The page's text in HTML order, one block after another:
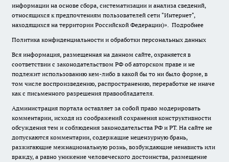
информации на основе сбора, систематизации и анализа сведений,
относящихся к предпочтениям пользователей сети "Интернет",
находящихся на территории Российской Федерации)». Подробнее
Политика конфиденциальности и обработки персональных данных
Вся информация, размещенная на данном сайте, охраняется в
соответствии с законодательством РФ об авторском праве и не
подлежит использованию кем-либо в какой бы то ни было форме, в
том числе воспроизведению, распространению, переработке не иначе
как с письменного разрешения правообладателя.
Администрация портала оставляет за собой право модерировать
комментарии, исходя из соображений сохранения конструктивности
обсуждения тем и соблюдения законодательства РФ и РТ. На сайте не
допускаются комментарии, содержащие нецензурную брань,
разжигающие межнациональную рознь, возбуждающие ненависть или
вражду, а равно унижение человеческого достоинства, размещение